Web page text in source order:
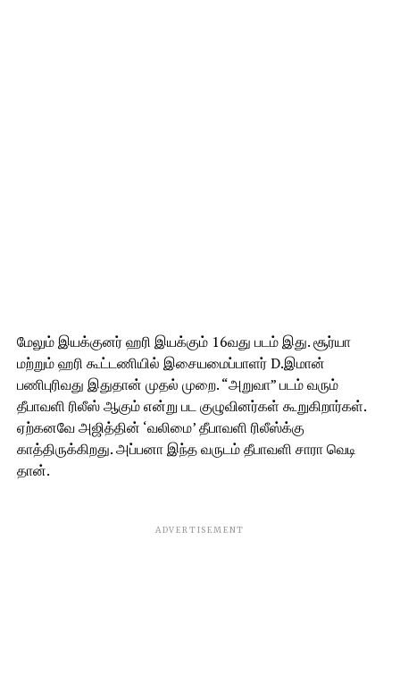
மேலும் இயக்குனர் ஹரி இயக்கும் 16வது படம் இது. சூர்யா
மற்றும் ஹரி கூட்டணியில் இசையமைப்பாளர் D.இமான்
பணிபுரிவது இதுதான் முதல் முறை. “அறுவா” படம் வரும்
தீபாவளி ரிலீஸ் ஆகும் என்று பட குழுவினர்கள் கூறுகிறார்கள்.
ஏற்கனவே அஜித்தின் ‘வலிமை’ தீபாவளி ரிலீஸ்க்கு
காத்திருக்கிறது. அப்பனா இந்த வருடம் தீபாவளி சாரா வெடி
தான்.
ADVERTISEMENT